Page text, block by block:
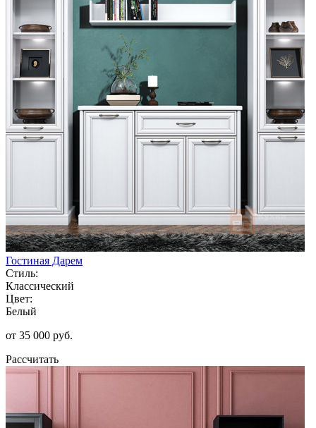
Гостиная Дарем
Стиль:
Классический
Цвет:
Белый
от 35 000 руб.
Рассчитать